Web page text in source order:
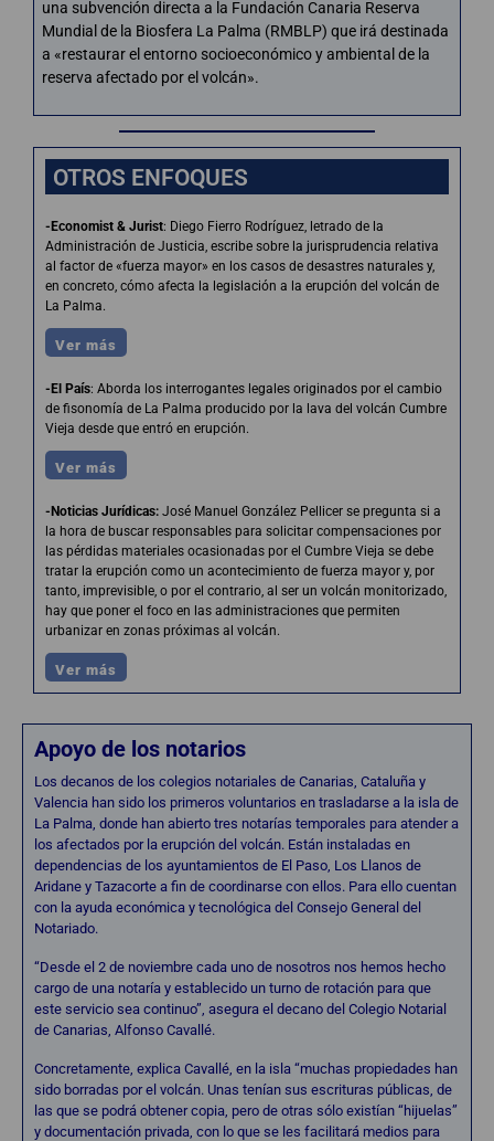
una subvención directa a la Fundación Canaria Reserva
Mundial de la Biosfera La Palma (RMBLP) que irá destinada
a «restaurar el entorno socioeconómico y ambiental de la
reserva afectado por el volcán».
OTROS ENFOQUES
-Economist & Jurist: Diego Fierro Rodríguez, letrado de la
Administración de Justicia, escribe sobre la jurisprudencia relativa
al factor de «fuerza mayor» en los casos de desastres naturales y,
en concreto, cómo afecta la legislación a la erupción del volcán de
La Palma.
Ver más
-El País: Aborda los interrogantes legales originados por el cambio
de fisonomía de La Palma producido por la lava del volcán Cumbre
Vieja desde que entró en erupción.
Ver más
-Noticias Jurídicas: José Manuel González Pellicer se pregunta si a
la hora de buscar responsables para solicitar compensaciones por
las pérdidas materiales ocasionadas por el Cumbre Vieja se debe
tratar la erupción como un acontecimiento de fuerza mayor y, por
tanto, imprevisible, o por el contrario, al ser un volcán monitorizado,
hay que poner el foco en las administraciones que permiten
urbanizar en zonas próximas al volcán.
Ver más
Apoyo de los notarios
Los decanos de los colegios notariales de Canarias, Cataluña y
Valencia han sido los primeros voluntarios en trasladarse a la isla de
La Palma, donde han abierto tres notarías temporales para atender a
los afectados por la erupción del volcán. Están instaladas en
dependencias de los ayuntamientos de El Paso, Los Llanos de
Aridane y Tazacorte a fin de coordinarse con ellos. Para ello cuentan
con la ayuda económica y tecnológica del Consejo General del
Notariado.
“Desde el 2 de noviembre cada uno de nosotros nos hemos hecho
cargo de una notaría y establecido un turno de rotación para que
este servicio sea continuo”, asegura el decano del Colegio Notarial
de Canarias, Alfonso Cavallé.
Concretamente, explica Cavallé, en la isla “muchas propiedades han
sido borradas por el volcán. Unas tenían sus escrituras públicas, de
las que se podrá obtener copia, pero de otras sólo existían “hijuelas”
y documentación privada, con lo que se les facilitará medios para